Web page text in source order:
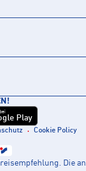
Play
Cookie Policy
Die